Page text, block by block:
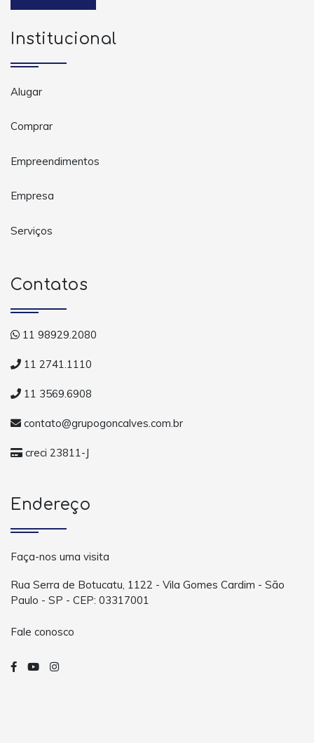
Institucional
Alugar
Comprar
Empreendimentos
Empresa
Serviços
Contatos
11 98929.2080
11 2741.1110
11 3569.6908
contato@grupogoncalves.com.br
creci 23811-J
Endereço
Faça-nos uma visita
Rua Serra de Botucatu, 1122 - Vila Gomes Cardim - São
Paulo - SP - CEP: 03317001
Fale conosco